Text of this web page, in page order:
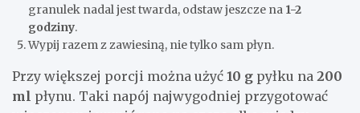
granulek nadal jest twarda, odstaw jeszcze na 1-2
godziny.
Wypij razem z zawiesiną, nie tylko sam płyn.
Przy większej porcji można użyć 10 g pyłku na 200
ml płynu. Taki napój najwygodniej przygotować